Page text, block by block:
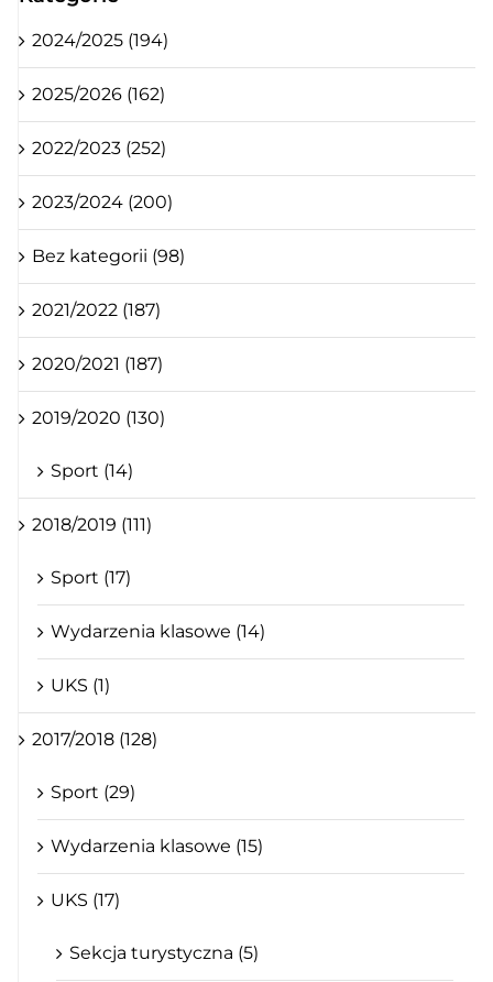
2024/2025 (194)
2025/2026 (162)
2022/2023 (252)
2023/2024 (200)
Bez kategorii (98)
2021/2022 (187)
2020/2021 (187)
2019/2020 (130)
Sport (14)
2018/2019 (111)
Sport (17)
Wydarzenia klasowe (14)
UKS (1)
2017/2018 (128)
Sport (29)
Wydarzenia klasowe (15)
UKS (17)
Sekcja turystyczna (5)